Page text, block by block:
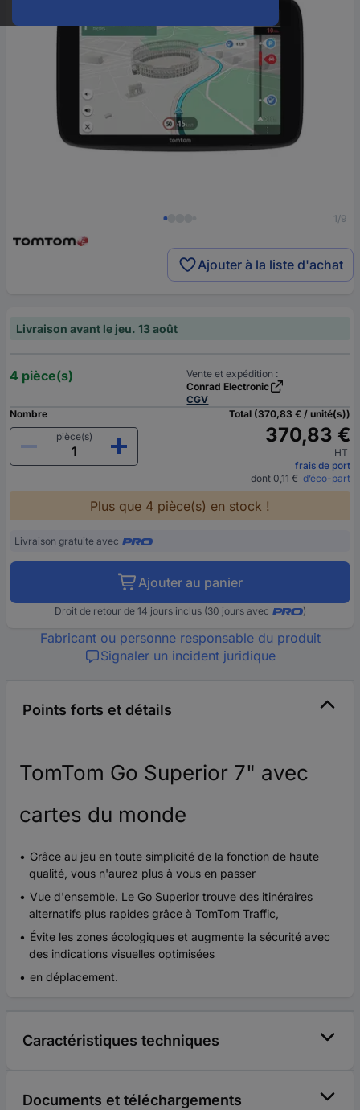
1/9
Ajouter à la liste d'achat
Livraison avant le jeu. 13 août
4 pièce(s)
Vente et expédition :
Conrad Electronic
CGV
Nombre
pièce(s)
Total (370,83 € / unité(s))
370,83 €
HT
frais de port
dont 0,11 € d’éco-part
Plus que 4 pièce(s) en stock !
Livraison gratuite avec
Ajouter au panier
Droit de retour de 14 jours inclus (30 jours avec )
Fabricant ou personne responsable du produit
Signaler un incident juridique
Points forts et détails
TomTom Go Superior 7" avec
cartes du monde
Grâce au jeu en toute simplicité de la fonction de haute
qualité, vous n'aurez plus à vous en passer
Vue d'ensemble. Le Go Superior trouve des itinéraires
alternatifs plus rapides grâce à TomTom Traffic,
Évite les zones écologiques et augmente la sécurité avec
des indications visuelles optimisées
en déplacement.
Caractéristiques techniques
Documents et téléchargements